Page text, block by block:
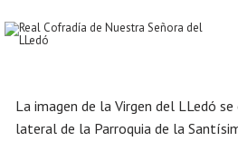
La imagen de la Virgen del LLedó
lateral de la Parroquia de la